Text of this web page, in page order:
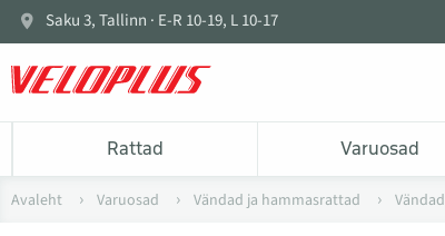
Saku 3, Tallinn · E-R 10-19, L 10-17
Rattad Varuosad
Avaleht Varuosad Vändad ja hammasrattad Vändad